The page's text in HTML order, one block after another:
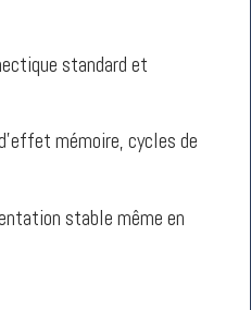
standard et
mémoire, cycles de
stable même en